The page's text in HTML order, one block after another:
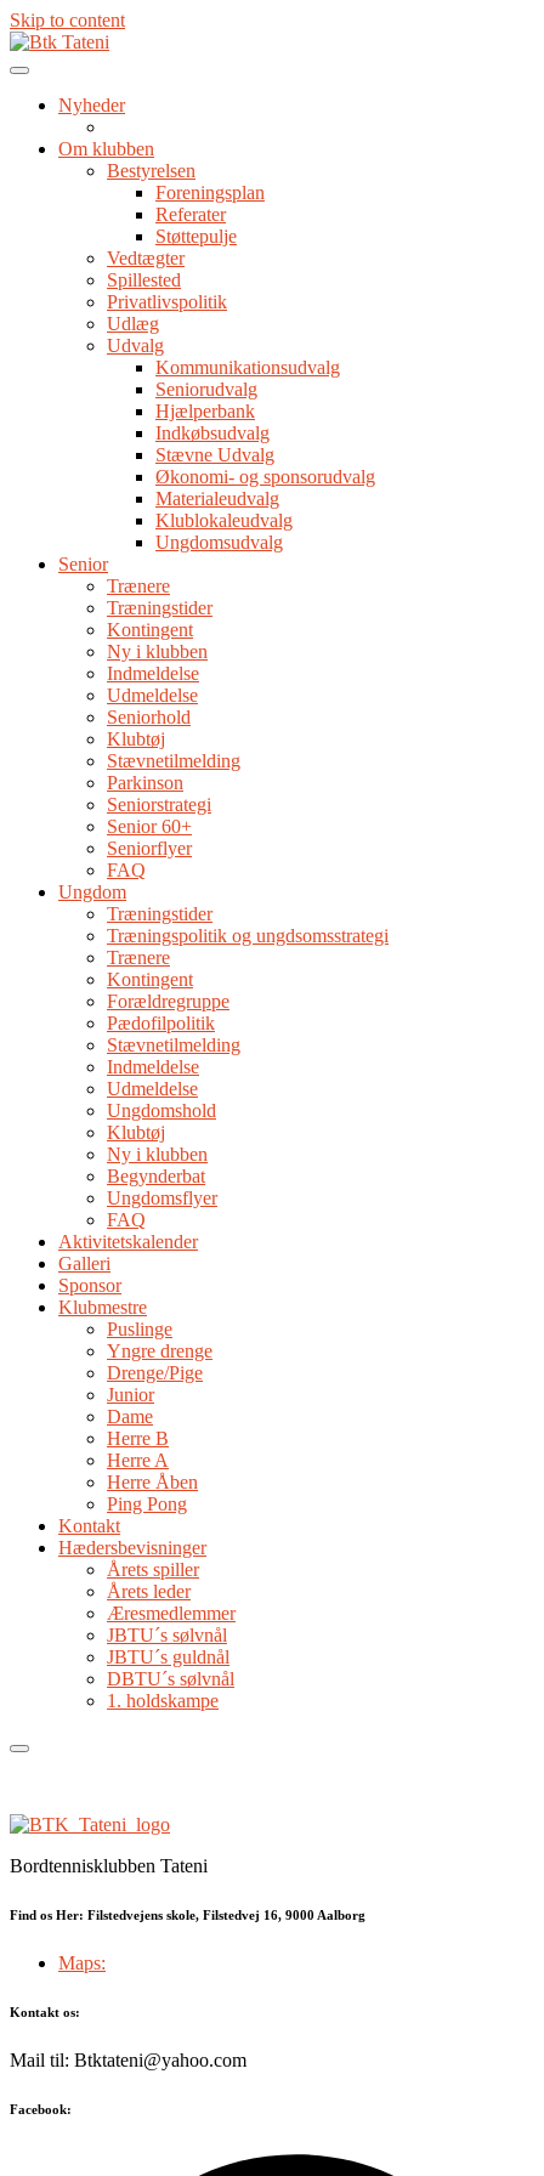
Skip to content
Nyheder
Om klubben
Bestyrelsen
Foreningsplan
Referater
Støttepulje
Vedtægter
Spillested
Privatlivspolitik
Udlæg
Udvalg
Kommunikationsudvalg
Seniorudvalg
Hjælperbank
Indkøbsudvalg
Stævne Udvalg
Økonomi- og sponsorudvalg
Materialeudvalg
Klublokaleudvalg
Ungdomsudvalg
Senior
Trænere
Træningstider
Kontingent
Ny i klubben
Indmeldelse
Udmeldelse
Seniorhold
Klubtøj
Stævnetilmelding
Parkinson
Seniorstrategi
Senior 60+
Seniorflyer
FAQ
Ungdom
Træningstider
Træningspolitik og ungdsomsstrategi
Trænere
Kontingent
Forældregruppe
Pædofilpolitik
Stævnetilmelding
Indmeldelse
Udmeldelse
Ungdomshold
Klubtøj
Ny i klubben
Begynderbat
Ungdomsflyer
FAQ
Aktivitetskalender
Galleri
Sponsor
Klubmestre
Puslinge
Yngre drenge
Drenge/Pige
Junior
Dame
Herre B
Herre A
Herre Åben
Ping Pong
Kontakt
Hædersbevisninger
Årets spiller
Årets leder
Æresmedlemmer
JBTU´s sølvnål
JBTU´s guldnål
DBTU´s sølvnål
1. holdskampe
Bordtennisklubben Tateni
Find os Her: Filstedvejens skole, Filstedvej 16, 9000 Aalborg
Maps:
Kontakt os:
Mail til: Btktateni@yahoo.com
Facebook: